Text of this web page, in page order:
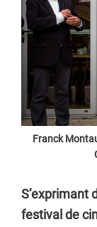
Franck
S’exprimant
festival de